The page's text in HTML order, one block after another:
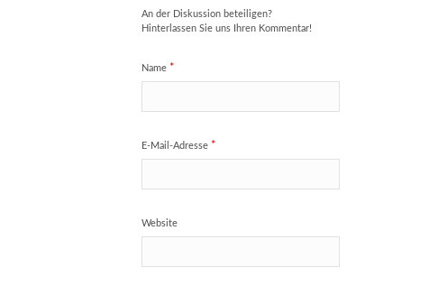
An der Diskussion beteiligen?
Hinterlassen Sie uns Ihren Kommentar!
Name *
E-Mail-Adresse *
Website